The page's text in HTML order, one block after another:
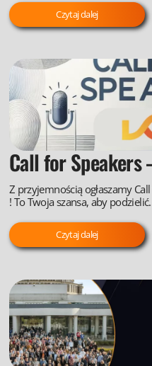
Czytaj dalej
Call for Speakers
Z przyjemnością ogłaszamy
! To Twoja szansa, aby
Czytaj dalej